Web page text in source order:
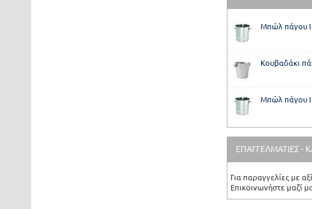
Μπώλ πάγου
Κουβαδάκι
Μπώλ πάγου
ΕΠΑΓΓΕΛΜΑΤΙΕΣ -
Για παραγγελίες με
Επικοινωνήστε μαζί